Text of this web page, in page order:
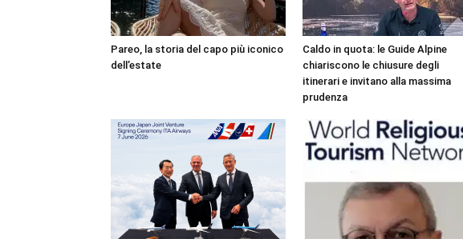
Pareo, la storia del capo più iconico
dell’estate
Caldo in quota: le Guide Alpine
chiariscono le chiusure degli
itinerari e invitano alla massima
prudenza